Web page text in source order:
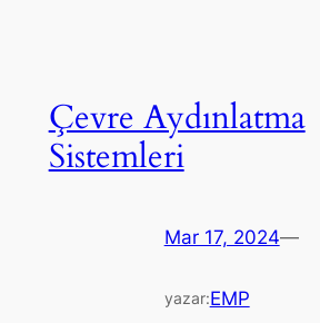
Çevre Aydınlatma
Sistemleri
Mar 17, 2024—
yazar:EMP